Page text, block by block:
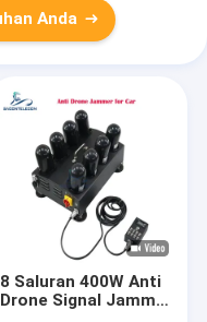
Anda
8 Saluran 400W Anti
Drone Signal Jammer